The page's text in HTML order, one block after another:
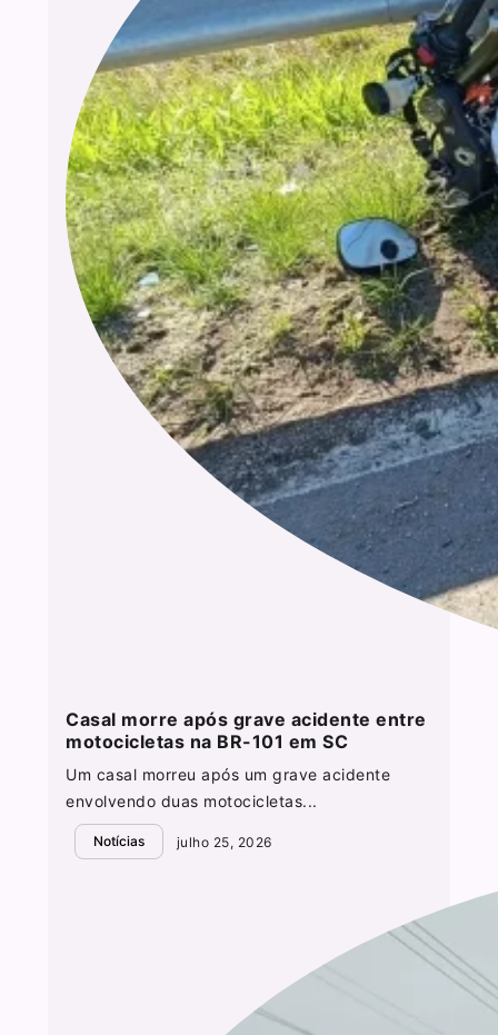
Casal morre após grave acidente entre
motocicletas na BR-101 em SC
Um casal morreu após um grave acidente
envolvendo duas motocicletas...
Notícias julho 25, 2026